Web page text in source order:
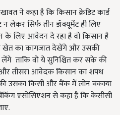
ने कहा है कि किसान क्रेडिट कार्ड
लेकर सिर्फ तीन डॉक्यूमेंट ही लिए
के लिए आवेदन दे रहा है वो किसान है
खेत का कागजात देखेंगे और उसकी
लेंगे ताकि वो ये सुनिश्चित कर सके की
और तीसरा आवेदक किसान का शपथ
उसका किसी और बैंक में लोन बकाया
एसोसिएशन से कहा है कि केसीसी